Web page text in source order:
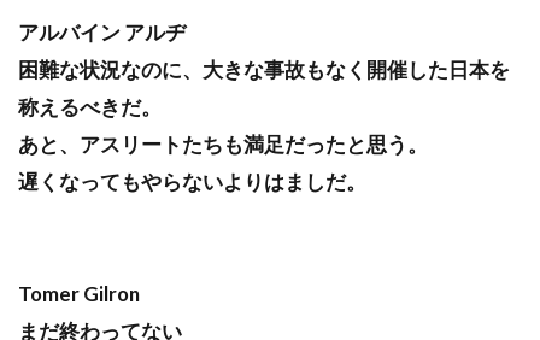
アルバイン アルヂ
困難な状況なのに、大きな事故もなく開催した日本を
称えるべきだ。
あと、アスリートたちも満足だったと思う。
遅くなってもやらないよりはましだ。
Tomer Gilron
まだ終わってない